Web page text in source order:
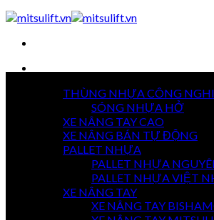
7 NGÀY
TOÀN QUỐC
THÙNG NHỰA CÔNG
SÓNG NHỰA HỞ
XE NÂNG TAY CAO
XE NÂNG BÁN TỰ ĐỘNG
PALLET NHỰA
PALLET NHỰA
PALLET NHỰA VIỆT
XE NÂNG TAY
XE NÂNG TAY